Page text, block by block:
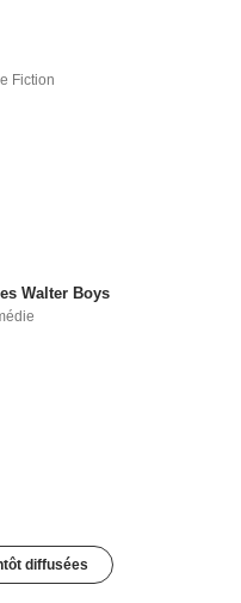
Fiction
Walter Boys
diffusées